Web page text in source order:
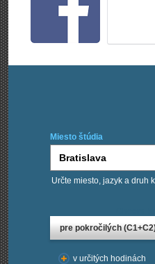
Miesto štúdia
Určte miesto, jazyk a druh
pre pokročilých
v určitých hodinách